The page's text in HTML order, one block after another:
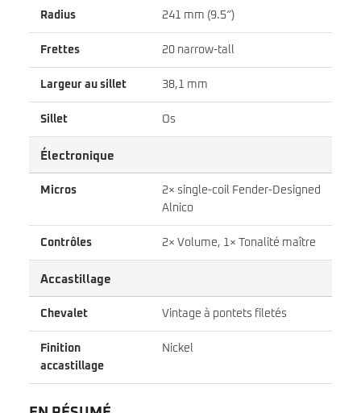
Radius 241 mm (9.5″)
Frettes 20 narrow-tall
Largeur au sillet 38,1 mm
Sillet Os
Électronique
Micros
2× single-coil Fender-Designed
Alnico
Contrôles 2× Volume, 1× Tonalité maître
Accastillage
Chevalet Vintage à pontets filetés
Finition
accastillage
Nickel